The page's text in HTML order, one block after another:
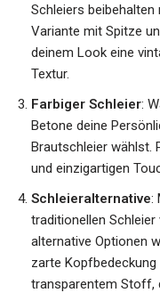
Schleiers
Variante mit Spitze
deinem Look eine
Textur.
Farbiger Schleier:
Betone deine
Brautschleier wählst.
und einzigartigen
Schleieralternative:
traditionellen
alternative Optionen
zarte
transparentem Stoff,